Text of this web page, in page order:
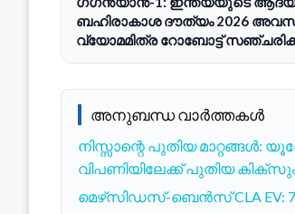
ബഹിരാകാശ ദൗത്യം 2026
വ്യോമമിത്ര റോബോട്ട്
അനുബന്ധ വാർത്തകൾ
നിസ്സാന്റെ പുതിയ മാറ്റങ്ങൾ:
വിപണിയിലേക്ക് പുതിയ
മെഴ്‌സിഡസ്-ബെൻസ് CLA EV: